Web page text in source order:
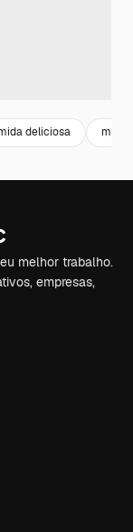
deliciosa meal
melhor trabalho.
empresas,